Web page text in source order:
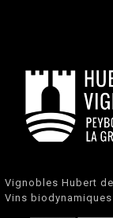
Vignobles Hubert
Vins